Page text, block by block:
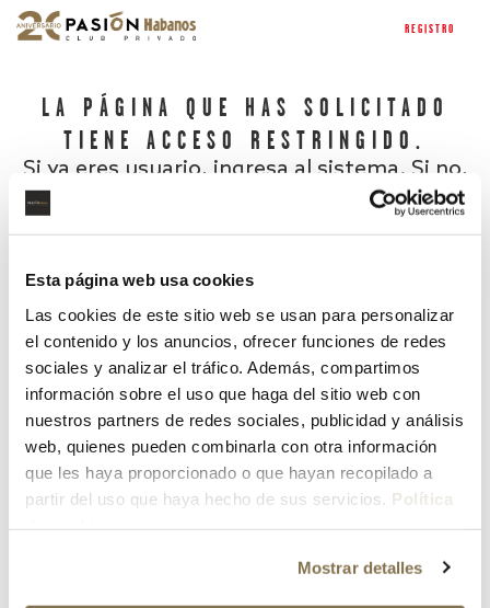
Esta página web usa cookies
Las cookies de este sitio web se usan para personalizar
el contenido y los anuncios, ofrecer funciones de redes
sociales y analizar el tráfico. Además, compartimos
información sobre el uso que haga del sitio web con
nuestros partners de redes sociales, publicidad y análisis
web, quienes pueden combinarla con otra información
que les haya proporcionado o que hayan recopilado a
partir del uso que haya hecho de sus servicios. Política
Mostrar detalles
REGISTRO
LA PÁGINA QUE HAS SOLICITADO
TIENE ACCESO RESTRINGIDO.
Si ya eres usuario, ingresa al sistema. Si no,
¿Has olvidado tu contraseña?